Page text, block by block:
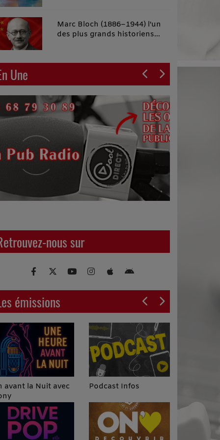
Marc Bloch (1886–1944) l'un
des plus grands historiens
Une
nous sur
émissions
avant la Nuit avec
Podcast Infos